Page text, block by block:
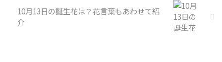
10月13日の誕生花は？花言葉もあわせて紹
介